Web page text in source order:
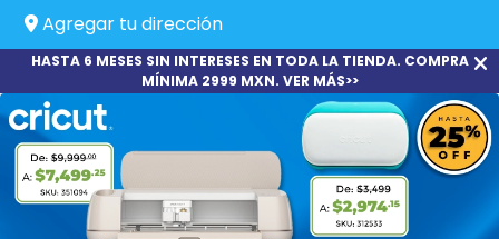
Agregar tu dirección
HASTA 6 MESES SIN INTERESES EN TODA LA TIENDA. COMPRA
MÍNIMA 2999 MXN. VER MÁS>>